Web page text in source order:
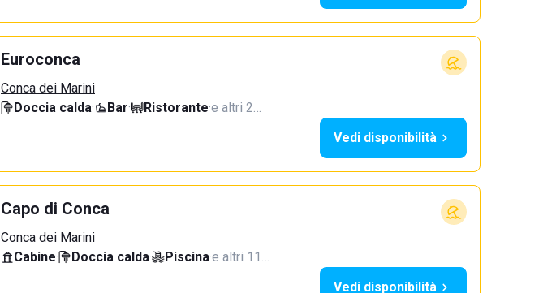
Euroconca
Conca dei Marini
Doccia calda· Bar· Ristorante·e altri 2…
Vedi disponibilità
Capo di Conca
Conca dei Marini
Cabine· Doccia calda· Piscina·e altri 11…
Vedi disponibilità